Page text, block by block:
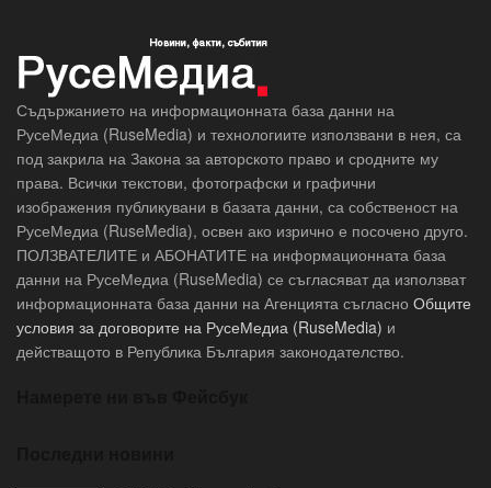
Съдържанието на информационната база данни на
РусеМедиа (RuseMedia) и технологиите използвани в нея, са
под закрила на Закона за авторското право и сродните му
права. Всички текстови, фотографски и графични
изображения публикувани в базата данни, са собственост на
РусеМедиа (RuseMedia), освен ако изрично е посочено друго.
ПОЛЗВАТЕЛИТЕ и АБОНАТИТЕ на информационната база
данни на РусеМедиа (RuseMedia) се съгласяват да използват
информационната база данни на Агенцията съгласно Общите
условия за договорите на РусеМедиа (RuseMedia) и
действащото в Република България законодателство.